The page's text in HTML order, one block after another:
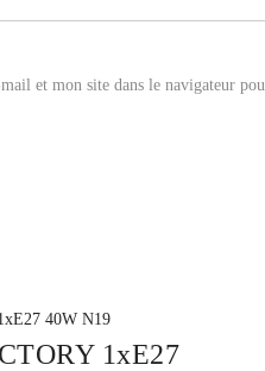
et mon site dans le navigateur
1xE27